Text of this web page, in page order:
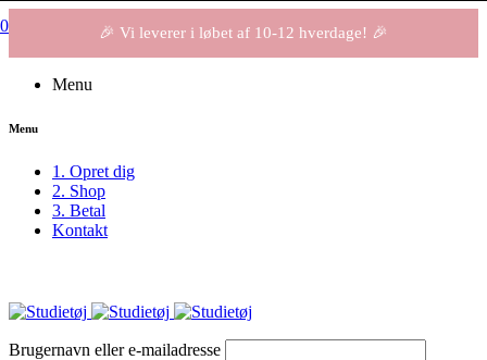
🎉 Vi leverer i løbet af 10-12 hverdage! 🎉
Menu
Menu
1. Opret dig
2. Shop
3. Betal
Kontakt
0
Brugernavn eller e-mailadresse